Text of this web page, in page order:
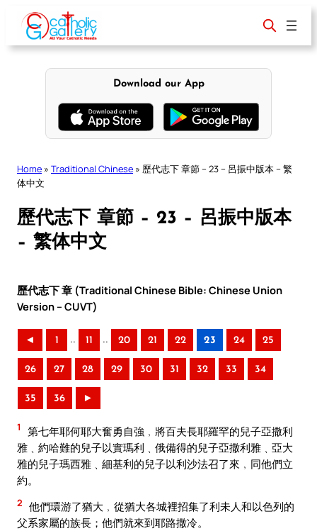
content
Download our App
Home » Traditional Chinese » 歷代志下 章節 – 23 – 呂振中版本 – 繁
体中文
歷代志下 章節 – 23 – 呂振中版本
– 繁体中文
歷代志下 章 (Traditional Chinese Bible: Chinese Union
Version – CUVT)
◄ 1 .. 11 .. 20 21 22 23 24 25
26 27 28 29 30 31 32 33 34
35 36 ►
1
第七年耶何耶大奮勇自強﹐將百夫長耶羅罕的兒子亞撒利
雅﹑約哈難的兒子以實瑪利﹑俄備得的兒子亞撒利雅﹑亞大
雅的兒子瑪西雅﹑細基利的兒子以利沙法召了來﹐同他們立
約。
2 他們環游了猶大﹐從猶大各城裡招集了利未人和以色列的
父系家屬的族長；他們就來到耶路撒冷。